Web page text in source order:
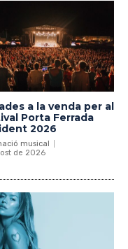
a la venda per al
Porta Ferrada
2026
musical
de 2026